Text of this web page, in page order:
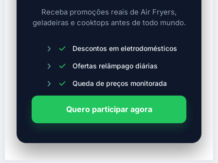
Receba promoções reais de Air Fryers,
geladeiras e cooktops antes de todo mundo.
Descontos em eletrodomésticos
Ofertas relâmpago diárias
Queda de preços monitorada
Quero participar agora